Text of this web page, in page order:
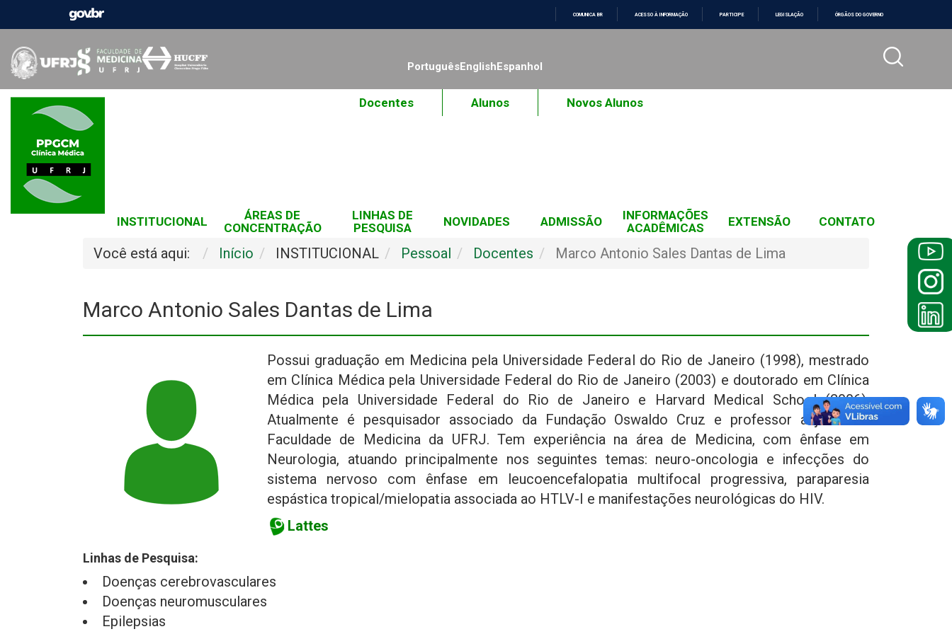
CONTEÚDO
COMUNICA BR ACESSO À INFORMAÇÃO PARTICIPE LEGISLAÇÃO ÓRGÃOS DO GOVERNO
PortuguêsEnglishEspanhol
Docentes Alunos Novos Alunos
INSTITUCIONAL
ÁREAS DE
CONCENTRAÇÃO
LINHAS DE
PESQUISA
NOVIDADES ADMISSÃO
INFORMAÇÕES
ACADÊMICAS
EXTENSÃO CONTATO
Você está aqui: Início INSTITUCIONAL Pessoal Docentes Marco Antonio Sales Dantas de Lima
Marco Antonio Sales Dantas de Lima
Possui graduação em Medicina pela Universidade Federal do Rio de Janeiro (1998), mestrado
em Clínica Médica pela Universidade Federal do Rio de Janeiro (2003) e doutorado em Clínica
Médica pela Universidade Federal do Rio de Janeiro e Harvard Medical School (2006).
Atualmente é pesquisador associado da Fundação Oswaldo Cruz e professor adjunto da
Faculdade de Medicina da UFRJ. Tem experiência na área de Medicina, com ênfase em
Neurologia, atuando principalmente nos seguintes temas: neuro-oncologia e infecções do
sistema nervoso com ênfase em leucoencefalopatia multifocal progressiva, paraparesia
espástica tropical/mielopatia associada ao HTLV-I e manifestações neurológicas do HIV.
Lattes
Linhas de Pesquisa:
Doenças cerebrovasculares
Doenças neuromusculares
Epilepsias